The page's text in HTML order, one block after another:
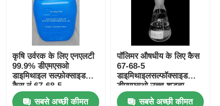
एमएसएम ग्लूकोसामाइन चोंड्रोइटिन
MSM संयुक्त पूरक घोड़ों के लिए
एमएसएम हेयर पाउडर
एमएसएम कार्बनिक सल्फर
कृषि उर्वरक के लिए एनएलटी
99.9% डीएमएसओ
डाइमिथाइल सल्फ़ोक्साइड
कैस नं 67-68-5
सबसे अच्छी कीमत
पॉलिमर औषधीय के लिए कैस
67-68-5
डाइमिथाइलसल्फॉक्साइड
डीएमएसओ उच्च शुद्धता
एनएलटी 99.9%
सबसे अच्छी कीमत